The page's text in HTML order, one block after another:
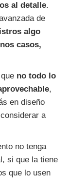
al detalle.
de
algo
casos,
no todo lo
,
en diseño
a
no tenga
si que la tiene
que lo usen